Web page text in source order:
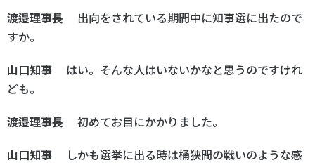
渡邉理事長 出向をされている期間中に知事選に出たので
すか。
山口知事 はい。そんな人はいないかなと思うのですけれ
ども。
渡邉理事長 初めてお目にかかりました。
山口知事 しかも選挙に出る時は桶狭間の戦いのような感